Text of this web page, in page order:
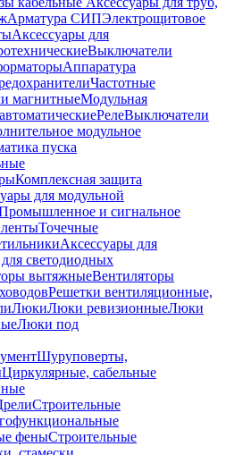
Арматура СИПЭлектрощитовое
Аксессуары для
Выключатели
Аппаратура
Частотные
магнитныеМодульная
РелеВыключатели
модульное
пуска
Комплексная защита
для модульной
и сигнальное
Точечные
Аксессуары для
светодиодных
вытяжныеВентиляторы
Решетки вентиляционные,
ЛюкиЛюки ревизионныеЛюки
Люки под
Шуруповерты,
Циркулярные, сабельные
Строительные
феныСтроительные